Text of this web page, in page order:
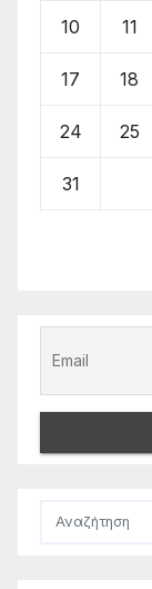
10 11
17 18
24 25
31